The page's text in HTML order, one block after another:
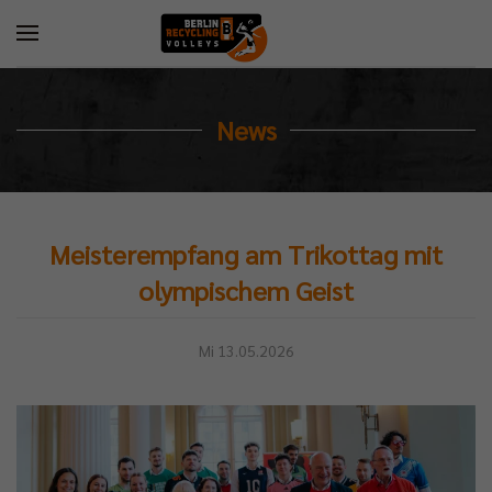
News
Meisterempfang am Trikottag mit
olympischem Geist
Mi 13.05.2026